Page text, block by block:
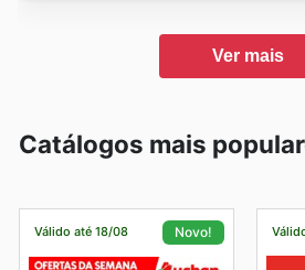
Ver mais
Catálogos mais
Válido até 18/08 Novo!